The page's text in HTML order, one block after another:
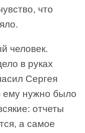
что
человек.
в руках
Сергея
ему нужно было
отчеты
а самое